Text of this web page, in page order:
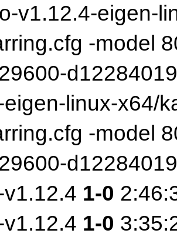
v1.12.4-eigen-
-model
linux-x64/
-model
1-0
1-0